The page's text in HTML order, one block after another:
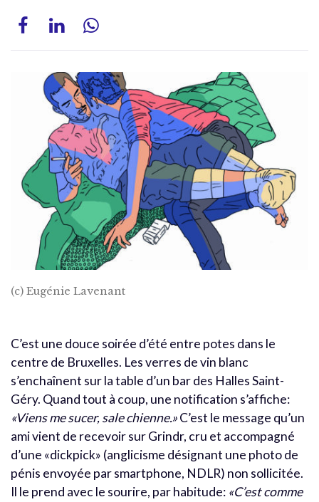
(c) Eugénie Lavenant
C’est une douce soirée d’été entre potes dans le
centre de Bruxelles. Les verres de vin blanc
s’enchaînent sur la table d’un bar des Halles Saint-
Géry. Quand tout à coup, une notification s’affiche:
«Viens me sucer, sale chienne.»C’est le message qu’un
ami vient de recevoir sur Grindr, cru et accompagné
d’une «dickpick» (anglicisme désignant une photo de
pénis envoyée par smartphone, NDLR) non sollicitée.
Il le prend avec le sourire, par habitude: «C’est comme